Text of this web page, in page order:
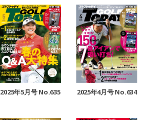
2025年5月号 No.635 2025年4月号 No.634